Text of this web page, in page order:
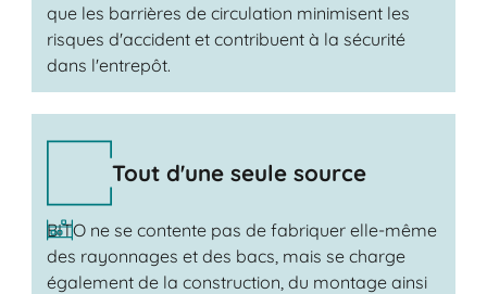
que les barrières de circulation minimisent les
risques d'accident et contribuent à la sécurité
dans l'entrepôt.
Tout d'une seule source
BITO ne se contente pas de fabriquer elle-même
des rayonnages et des bacs, mais se charge
également de la construction, du montage ainsi